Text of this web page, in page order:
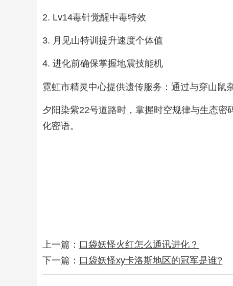
2. Lv14毒针觉醒中毒特效
3. 月见山特训提升速度个体值
4. 进化前确保掌握地震技能机
霓虹市精灵中心提供遗传服务：通过与穿山鼠
夕阳染紫22号道路时，掌握时空规律与生态
化密语。
上一篇： 口袋妖怪火红怎么通讯进化？
下一篇： 口袋妖怪xy卡洛斯地区的冠军是谁?